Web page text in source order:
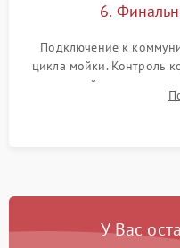
6.
Подключение к
цикла мойки. Контроль
до нужной
штатного слива и
У Вас